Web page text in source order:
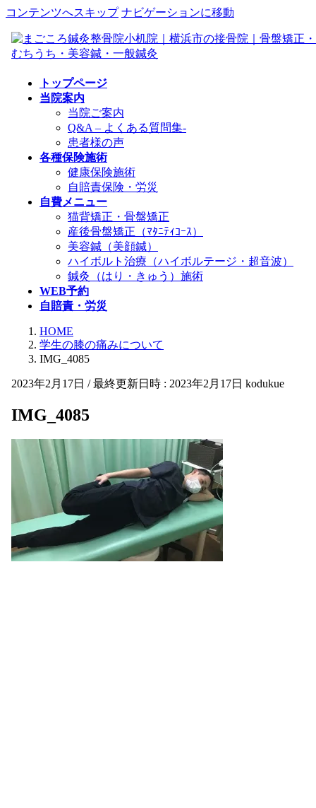
コンテンツへスキップ ナビゲーションに移動
トップページ
当院案内
当院ご案内
Q&A – よくある質問集-
患者様の声
各種保険施術
健康保険施術
自賠責保険・労災
自費メニュー
猫背矯正・骨盤矯正
産後骨盤矯正（ﾏﾀﾆﾃｨｺｰｽ）
美容鍼（美顔鍼）
ハイボルト治療（ハイボルテージ・超音波）
鍼灸（はり・きゅう）施術
WEB予約
自賠責・労災
HOME
学生の膝の痛みについて
IMG_4085
2023年2月17日 / 最終更新日時 : 2023年2月17日 kodukue
IMG_4085